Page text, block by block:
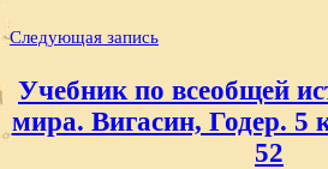
Следующая запись
Учебник по всеобщей
мира. Вигасин, Годер. 5
52